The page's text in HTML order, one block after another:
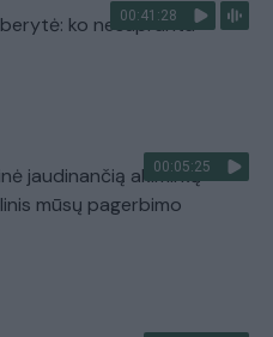
00:41:28
ko nesupranta
00:05:25
jaudinančią akimirką
mūsų pagerbimo